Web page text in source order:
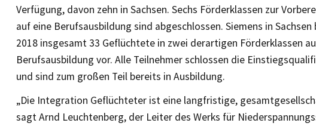
Verfügung, davon zehn in Sachsen. Sechs Förderklassen zur
auf eine Berufsausbildung sind abgeschlossen. Siemens in
2018 insgesamt 33 Geflüchtete in zwei derartigen Förderklassen
Berufsausbildung vor. Alle Teilnehmer schlossen die
und sind zum großen Teil bereits in Ausbildung.
„Die Integration Geflüchteter ist eine langfristige,
sagt Arnd Leuchtenberg, der Leiter des Werks für